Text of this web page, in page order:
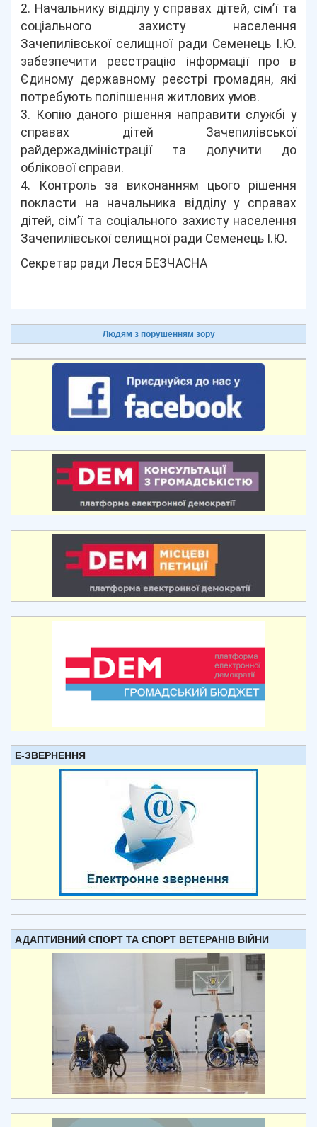
2. Начальнику відділу у справах дітей, сім’ї та
соціального захисту населення
Зачепилівської селищної ради Семенець І.Ю.
забезпечити реєстрацію інформації про в
Єдиному державному реєстрі громадян, які
потребують поліпшення житлових умов.
3. Копію даного рішення направити службі у
справах дітей Зачепилівської
райдержадміністрації та долучити до
облікової справи.
4. Контроль за виконанням цього рішення
покласти на начальника відділу у справах
дітей, сім’ї та соціального захисту населення
Зачепилівської селищної ради Семенець І.Ю.
Секретар ради Леся БЕЗЧАСНА
Людям з порушенням зору
Е-ЗВЕРНЕННЯ
АДАПТИВНИЙ СПОРТ ТА СПОРТ ВЕТЕРАНІВ ВІЙНИ